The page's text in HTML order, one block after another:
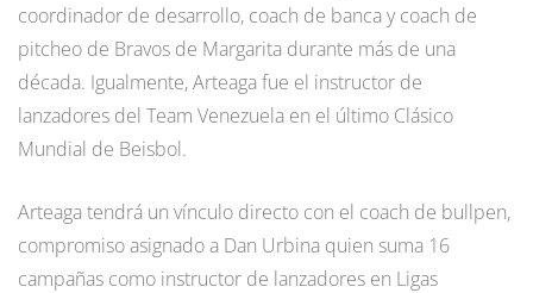
coordinador de desarrollo, coach de banca y coach de
pitcheo de Bravos de Margarita durante más de una
década. Igualmente, Arteaga fue el instructor de
lanzadores del Team Venezuela en el último Clásico
Mundial de Beisbol.
Arteaga tendrá un vínculo directo con el coach de bullpen,
compromiso asignado a Dan Urbina quien suma 16
campañas como instructor de lanzadores en Ligas